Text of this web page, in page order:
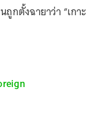
กตั้งฉายาว่า “เกาะ